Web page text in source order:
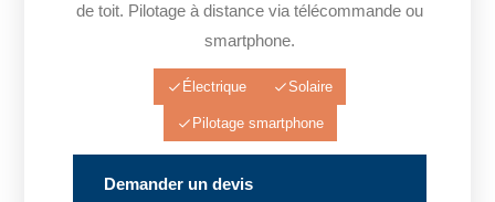
de toit. Pilotage à distance via télécommande ou
smartphone.
Électrique Solaire
Pilotage smartphone
Demander un devis